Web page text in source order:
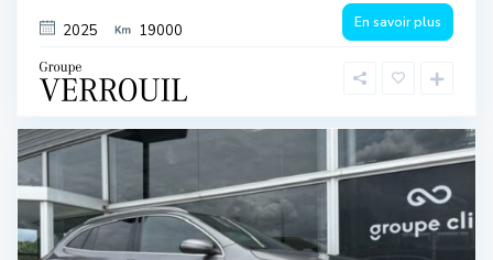
2025 19000 En savoir plus